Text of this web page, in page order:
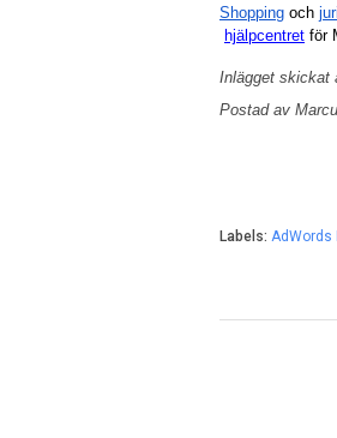
Shopping och
hjälpcentret för
Inlägget skickat
Postad av
Labels: AdWords